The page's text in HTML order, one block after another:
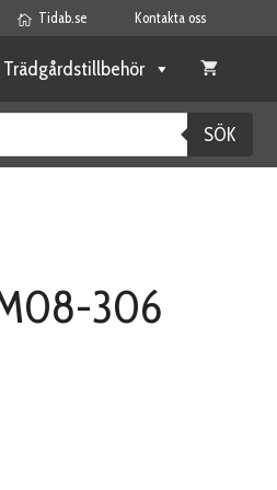
Tidab.se Kontakta oss
Trädgårdstillbehör
SÖK
306